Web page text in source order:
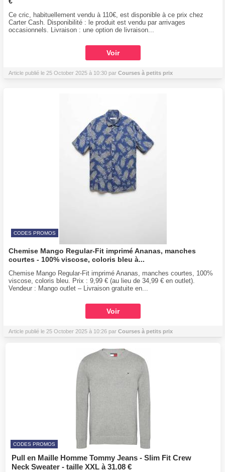
Ce cric, habituellement vendu à 110€, est disponible à ce prix chez
Carter Cash. Disponibilité : le produit est vendu par arrivages
occasionnels. Livraison : une option de livraison...
Voir
Article publié le 25 October 2025 à 10:30 par Courses à petits prix
CODES PROMOS
Chemise Mango Regular-Fit imprimé Ananas, manches
courtes - 100% viscose, coloris bleu à...
Chemise Mango Regular-Fit imprimé Ananas, manches courtes, 100%
viscose, coloris bleu. Prix : 9,99 € (au lieu de 34,99 € en outlet).
Vendeur : Mango outlet – Livraison gratuite en...
Voir
Article publié le 25 October 2025 à 10:26 par Courses à petits prix
CODES PROMOS
Pull en Maille Homme Tommy Jeans - Slim Fit Crew
Neck Sweater - taille XXL à 31.08 €